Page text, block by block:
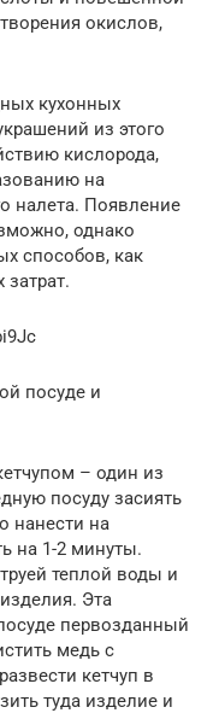
окислов,
кухонных
из этого
кислорода,
на
налета. Появление
однако
способов, как
посуде и
– один из
посуду засиять
нанести на
на 1-2 минуты.
теплой воды и
Эта
первозданный
медь с
кетчуп в
туда изделие и